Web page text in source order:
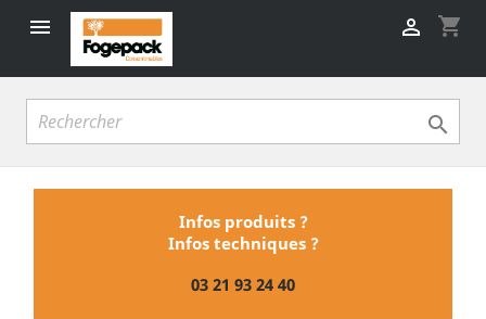
 shopping_cart


Infos produits ?
Infos techniques ?
03 21 93 24 40